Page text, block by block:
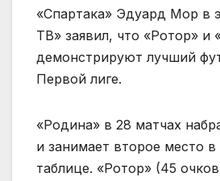
«Спартака» Эдуард Мор в
ТВ» заявил, что «Ротор» и
демонстрируют лучший
Первой лиге.
«Родина» в 28 матчах
и занимает второе место
таблице. «Ротор» (45